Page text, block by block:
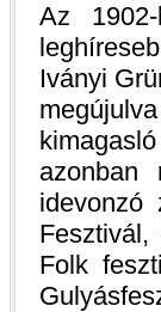
Az
Iványi
idevonzó
Folk